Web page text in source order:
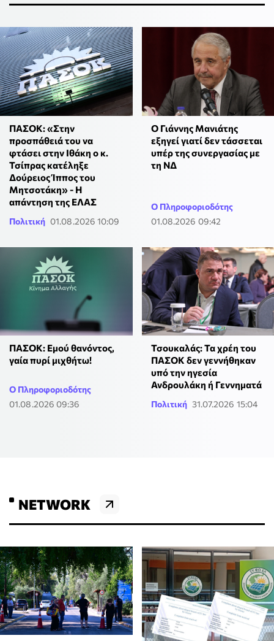
ΠΑΣΟΚ: «Στην
προσπάθειά του να
φτάσει στην Ιθάκη ο κ.
Τσίπρας κατέληξε
Δούρειος Ίππος του
Μητσοτάκη» - Η
απάντηση της ΕΛΑΣ
Πολιτική 01.08.2026 10:09
Ο Γιάννης Μανιάτης
εξηγεί γιατί δεν τάσσεται
υπέρ της συνεργασίας με
τη ΝΔ
Ο Πληροφοριοδότης
01.08.2026 09:42
ΠΑΣΟΚ: Εμού θανόντος,
γαία πυρί μιχθήτω!
Ο Πληροφοριοδότης
01.08.2026 09:36
Τσουκαλάς: Τα χρέη του
ΠΑΣΟΚ δεν γεννήθηκαν
υπό την ηγεσία
Ανδρουλάκη ή Γεννηματά
Πολιτική 31.07.2026 15:04
NETWORK